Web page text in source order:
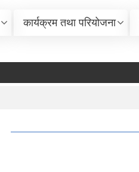
कार्यक्रम तथा परियोजना